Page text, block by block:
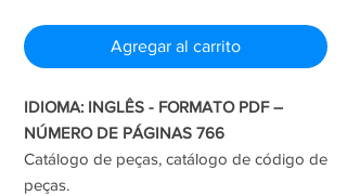
de
oferta
Agregar al carrito
IDIOMA: INGLÊS - FORMATO PDF –
NÚMERO DE PÁGINAS 766
Catálogo de peças, catálogo de código de
peças.